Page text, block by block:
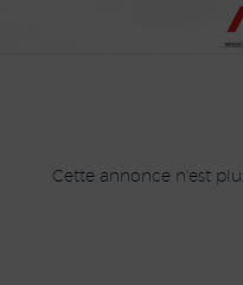
Cette annonce n'est